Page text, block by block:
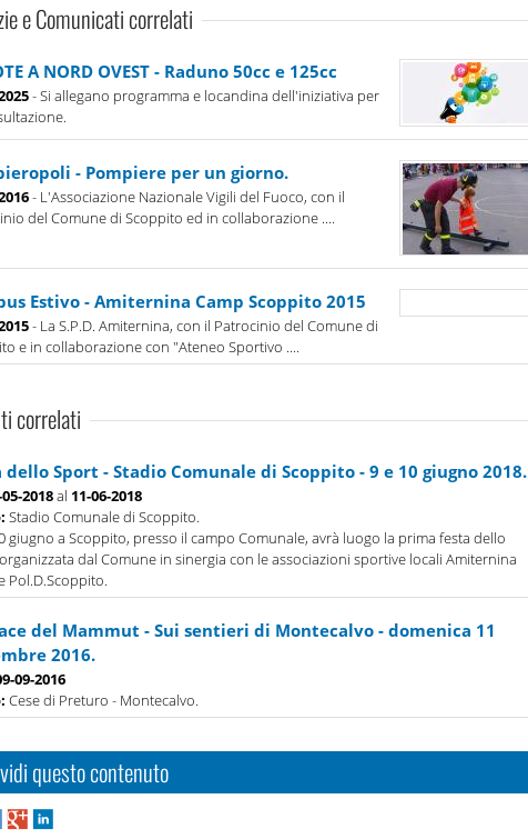
e Comunicati correlati
A NORD OVEST - Raduno 50cc e 125cc
- Si allegano programma e locandina dell'iniziativa per
- Pompiere per un giorno.
- L'Associazione Nazionale Vigili del Fuoco, con il
del Comune di Scoppito ed in collaborazione ....
Estivo - Amiternina Camp Scoppito 2015
- La S.P.D. Amiternina, con il Patrocinio del Comune di
e in collaborazione con "Ateneo Sportivo ....
correlati
dello Sport - Stadio Comunale di Scoppito - 9 e 10 giugno 2018.
2018al 11-06-2018
Stadio Comunale di Scoppito.
giugno a Scoppito, presso il campo Comunale, avrà luogo la prima festa dello
dal Comune in sinergia con le associazioni sportive locali Amiternina
Pol.D.Scoppito.
del Mammut - Sui sentieri di Montecalvo - domenica 11
2016.
09-2016
Cese di Preturo - Montecalvo.
questo contenuto